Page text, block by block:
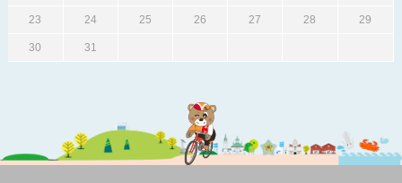
23 24 25 26 27 28 29
30 31